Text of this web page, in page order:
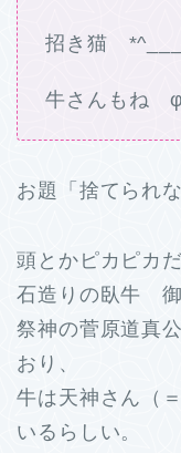
招き猫
牛さんもね
お題「捨てられ
頭とかピカピカだ
石造りの臥牛
祭神の菅原道真
おり、
牛は天神さん（
いるらしい。